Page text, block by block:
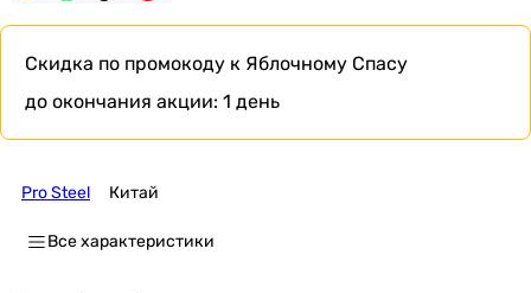
Скидка по промокоду к Яблочному Спасу
до окончания акции: 1 день
Pro Steel Китай
Все характеристики